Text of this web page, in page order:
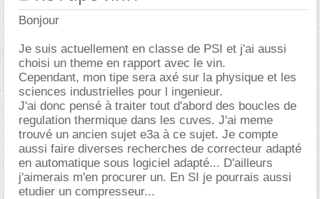
Bonjour
Je suis actuellement en classe de PSI et j'ai aussi
choisi un theme en rapport avec le vin.
Cependant, mon tipe sera axé sur la physique et les
sciences industrielles pour l ingenieur.
J'ai donc pensé à traiter tout d'abord des boucles de
regulation thermique dans les cuves. J'ai meme
trouvé un ancien sujet e3a à ce sujet. Je compte
aussi faire diverses recherches de correcteur adapté
en automatique sous logiciel adapté... D'ailleurs
j'aimerais m'en procurer un. En SI je pourrais aussi
etudier un compresseur...